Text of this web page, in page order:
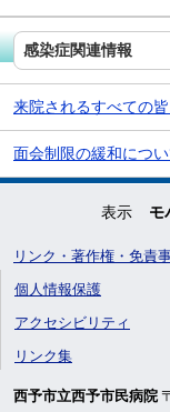
感染症関連情報
来院されるすべての
面会制限の緩和につ
表示 モ
リンク・著作権・免責
個人情報保護
アクセシビリティ
リンク集
西予市立西予市民病院